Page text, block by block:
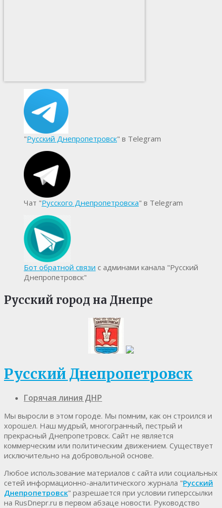
"Русский Днепропетровск" в Telegram
Чат "Русского Днепропетровска" в Telegram
Бот обратной связи с админами канала "Русский
Днепропетровск"
Русский город на Днепре
Русский Днепропетровск
Горячая линия ДНР
Мы выросли в этом городе. Мы помним, как он строился и
хорошел. Наш мудрый, многогранный, пестрый и
прекрасный Днепропетровск. Cайт не является
коммерческим или политическим движением. Существует
исключительно на добровольной основе.
Любое использование материалов c сайта или социальных
сетей информационно-аналитического журнала "Русский
Днепропетровск" разрешается при условии гиперссылки
на RusDnepr.ru в первом абзаце новости. Руководство